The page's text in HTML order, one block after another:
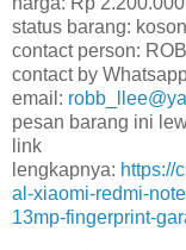
status barang:
contact person:
contact by
email:
pesan barang ini
link
lengkapnya: https://
al-xiaomi-redmi-
13mp-fingerprint-